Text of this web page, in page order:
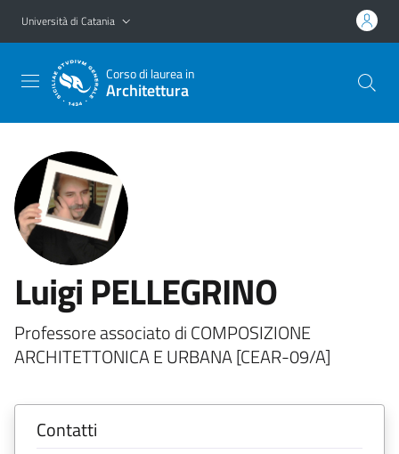
Vai al contenuto principale
Vai al menu di navigazione
Università di Catania
Corso di laurea in
Architettura
Luigi PELLEGRINO
Professore associato di COMPOSIZIONE
ARCHITETTONICA E URBANA [CEAR-09/A]
Contatti